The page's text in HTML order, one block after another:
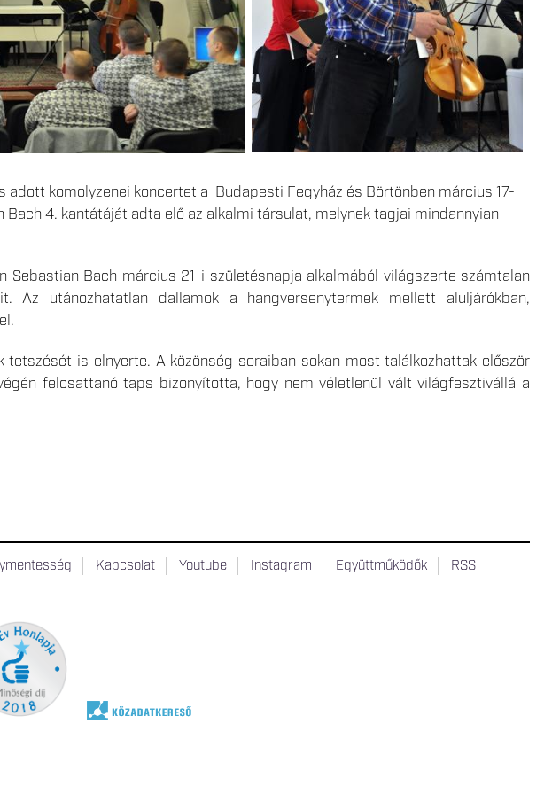
adott komolyzenei koncertet a Budapesti Fegyház és Börtönben március 17-
4. kantátáját adta elő az alkalmi társulat, melynek tagjai mindannyian
Sebastian Bach március 21-i születésnapja alkalmából világszerte számtalan
Az utánozhatatlan dallamok a hangversenytermek mellett aluljárókban,
is elnyerte. A közönség soraiban sokan most találkozhattak először
felcsattanó taps bizonyította, hogy nem véletlenül vált világfesztivállá a
Kapcsolat Youtube Instagram Együttműködők RSS